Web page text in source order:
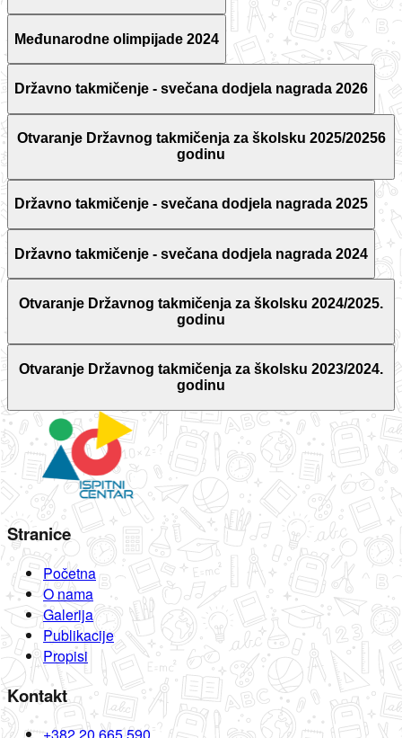
Međunarodne olimpijade 2024
Državno takmičenje - svečana dodjela nagrada 2026
Otvaranje Državnog takmičenja za školsku 2025/20256
godinu
Državno takmičenje - svečana dodjela nagrada 2025
Državno takmičenje - svečana dodjela nagrada 2024
Otvaranje Državnog takmičenja za školsku 2024/2025.
godinu
Otvaranje Državnog takmičenja za školsku 2023/2024.
godinu
Stranice
Početna
O nama
Galerija
Publikacije
Propisi
Kontakt